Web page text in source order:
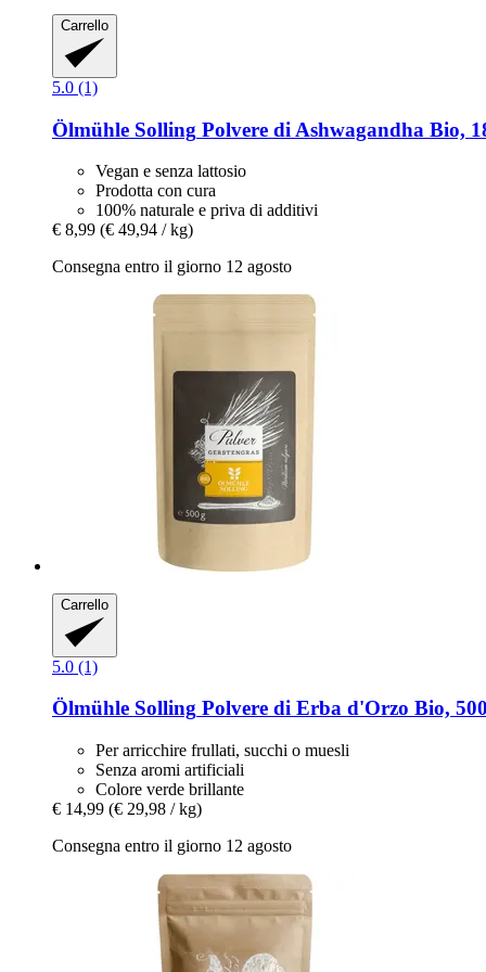
Carrello
5.0 (1)
Ölmühle Solling Polvere di Ashwagandha Bio,
Vegan e senza lattosio
Prodotta con cura
100% naturale e priva di additivi
€ 8,99 (€ 49,94 / kg)
Consegna entro il giorno 12 agosto
Carrello
5.0 (1)
Ölmühle Solling Polvere di Erba d'Orzo Bio,
Per arricchire frullati, succhi o muesli
Senza aromi artificiali
Colore verde brillante
€ 14,99 (€ 29,98 / kg)
Consegna entro il giorno 12 agosto